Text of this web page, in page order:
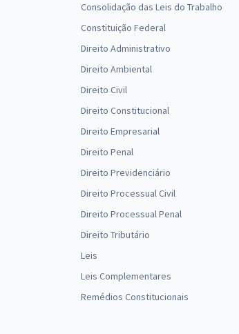
Consolidação das Leis do Trabalho
Constituição Federal
Direito Administrativo
Direito Ambiental
Direito Civil
Direito Constitucional
Direito Empresarial
Direito Penal
Direito Previdenciário
Direito Processual Civil
Direito Processual Penal
Direito Tributário
Leis
Leis Complementares
Remédios Constitucionais